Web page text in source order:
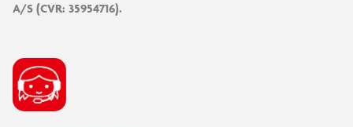
A/S (CVR: 35954716).